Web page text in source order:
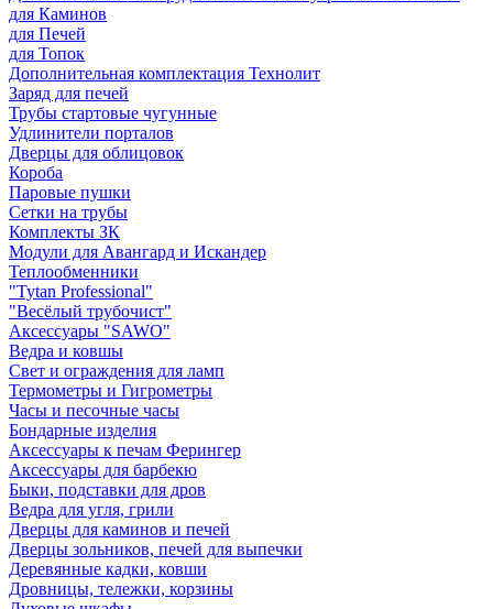
для Каминов
для Печей
для Топок
Дополнительная комплектация Технолит
Заряд для печей
Трубы стартовые чугунные
Удлинители порталов
Дверцы для облицовок
Короба
Паровые пушки
Сетки на трубы
Комплекты ЗК
Модули для Авангард и Искандер
Теплообменники
"Tytan Professional"
"Весёлый трубочист"
Аксессуары "SAWO"
Ведра и ковшы
Свет и ограждения для ламп
Термометры и Гигрометры
Часы и песочные часы
Бондарные изделия
Аксессуары к печам Ферингер
Аксессуары для барбекю
Быки, подставки для дров
Ведра для угля, грили
Дверцы для каминов и печей
Дверцы зольников, печей для выпечки
Деревянные кадки, ковши
Дровницы, тележки, корзины